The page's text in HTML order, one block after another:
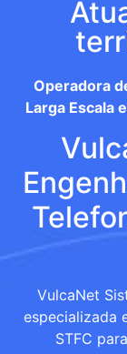
Operadora
Larga Escala
VulcaNet
especializada
STFC